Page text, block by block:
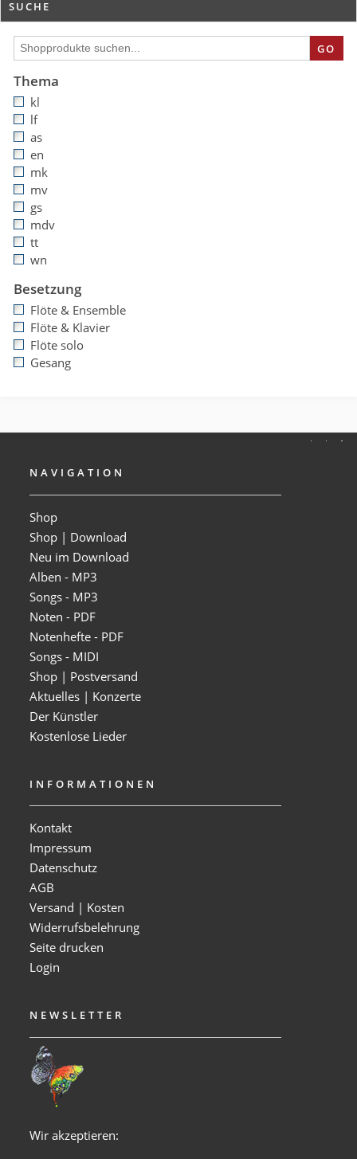
SUCHE
GO
Thema
kl
lf
as
en
mk
mv
gs
mdv
tt
wn
Besetzung
Flöte & Ensemble
Flöte & Klavier
Flöte solo
Gesang
NAVIGATION
Shop
Shop | Download
Neu im Download
Alben - MP3
Songs - MP3
Noten - PDF
Notenhefte - PDF
Songs - MIDI
Shop | Postversand
Aktuelles | Konzerte
Der Künstler
Kostenlose Lieder
INFORMATIONEN
Kontakt
Impressum
Datenschutz
AGB
Versand | Kosten
Widerrufsbelehrung
Seite drucken
Login
NEWSLETTER
Wir akzeptieren: